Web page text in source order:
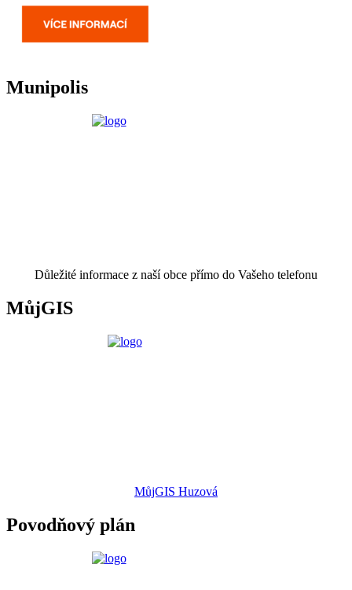
Munipolis
Důležité informace z naší obce přímo do Vašeho telefonu
MůjGIS
MůjGIS Huzová
Povodňový plán